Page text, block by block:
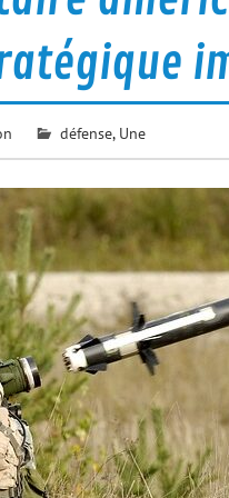
défense, Une